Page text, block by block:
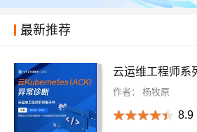
最新推荐
作者： 杨牧原
8.9